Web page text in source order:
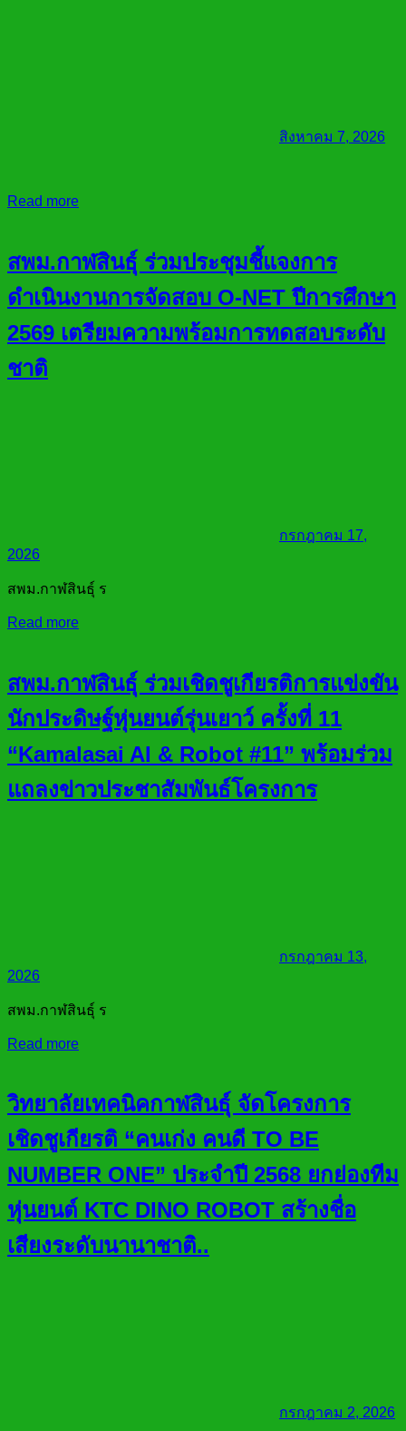
สิงหาคม 7, 2026
Read more
สพม.กาฬสินธุ์ ร่วมประชุมชี้แจงการ
ดำเนินงานการจัดสอบ O-NET ปีการศึกษา
2569 เตรียมความพร้อมการทดสอบระดับ
ชาติ
กรกฎาคม 17,
2026
สพม.กาฬสินธุ์ ร
Read more
สพม.กาฬสินธุ์ ร่วมเชิดชูเกียรติการแข่งขัน
นักประดิษฐ์หุ่นยนต์รุ่นเยาว์ ครั้งที่ 11
“Kamalasai AI & Robot #11” พร้อมร่วม
แถลงข่าวประชาสัมพันธ์โครงการ
กรกฎาคม 13,
2026
สพม.กาฬสินธุ์ ร
Read more
วิทยาลัยเทคนิคกาฬสินธุ์ จัดโครงการ
เชิดชูเกียรติ “คนเก่ง คนดี TO BE
NUMBER ONE” ประจำปี 2568 ยกย่องทีม
หุ่นยนต์ KTC DINO ROBOT สร้างชื่อ
เสียงระดับนานาชาติ..
กรกฎาคม 2, 2026